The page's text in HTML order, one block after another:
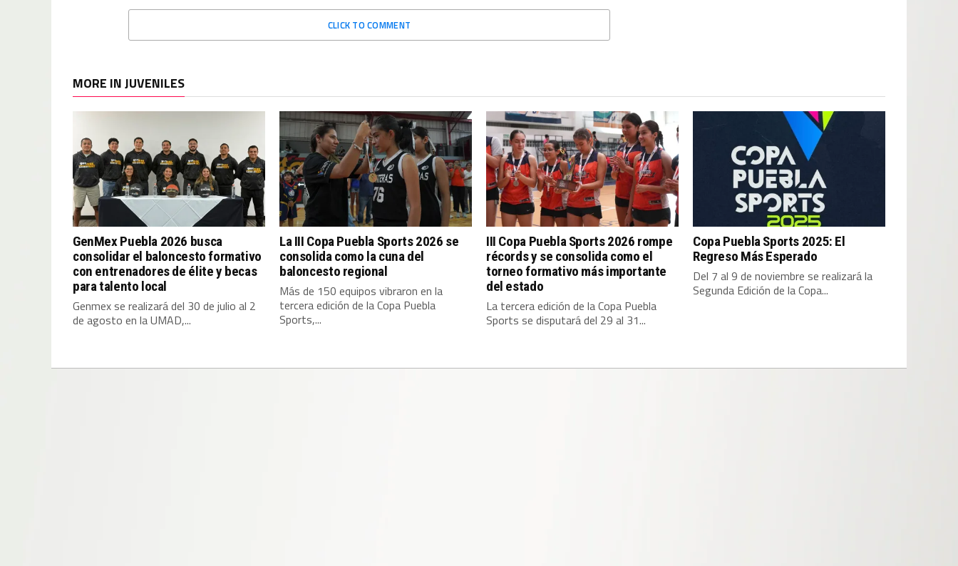
CLICK TO COMMENT
MORE IN JUVENILES
GenMex Puebla 2026 busca
consolidar el baloncesto formativo
con entrenadores de élite y becas
para talento local
Genmex se realizará del 30 de julio al 2
de agosto en la UMAD,...
La III Copa Puebla Sports 2026 se
consolida como la cuna del
baloncesto regional
Más de 150 equipos vibraron en la
tercera edición de la Copa Puebla
Sports,...
III Copa Puebla Sports 2026 rompe
récords y se consolida como el
torneo formativo más importante
del estado
La tercera edición de la Copa Puebla
Sports se disputará del 29 al 31...
Copa Puebla Sports 2025: El
Regreso Más Esperado
Del 7 al 9 de noviembre se realizará la
Segunda Edición de la Copa...